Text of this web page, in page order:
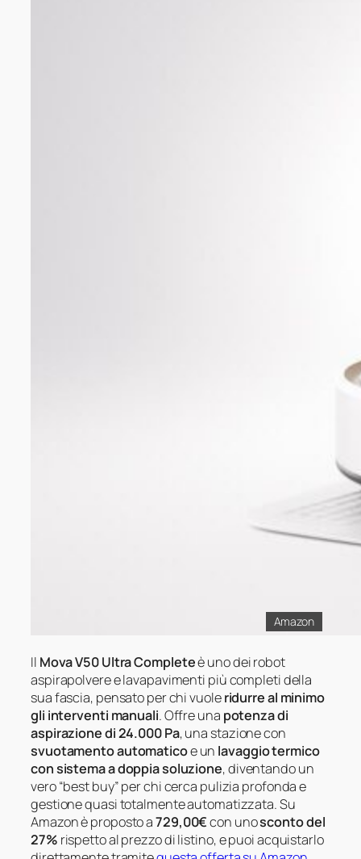
Amazon
Il Mova V50 Ultra Completeè uno dei robot
aspirapolvere e lavapavimenti più completi della
sua fascia, pensato per chi vuoleridurre al minimo
gli interventi manuali. Offre una potenza di
aspirazione di 24.000 Pa, una stazione con
svuotamento automaticoe un lavaggio termico
con sistema a doppia soluzione, diventando un
vero “best buy” per chi cerca pulizia profonda e
gestione quasi totalmente automatizzata. Su
Amazon è proposto a729,00€con unosconto del
27% rispetto al prezzo di listino, e puoi acquistarlo